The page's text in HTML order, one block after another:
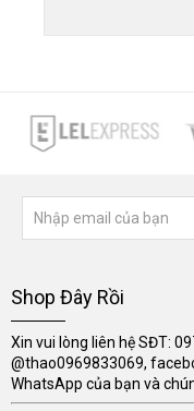
Shop Đây Rồi
Xin vui lòng liên hệ SĐT:
@thao0969833069,
WhatsApp của bạn và